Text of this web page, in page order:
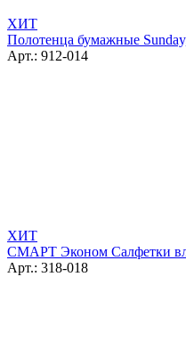
ХИТ
Полотенца бумажные
Арт.: 912-014
ХИТ
СМАРТ Эконом Салфетки
Арт.: 318-018